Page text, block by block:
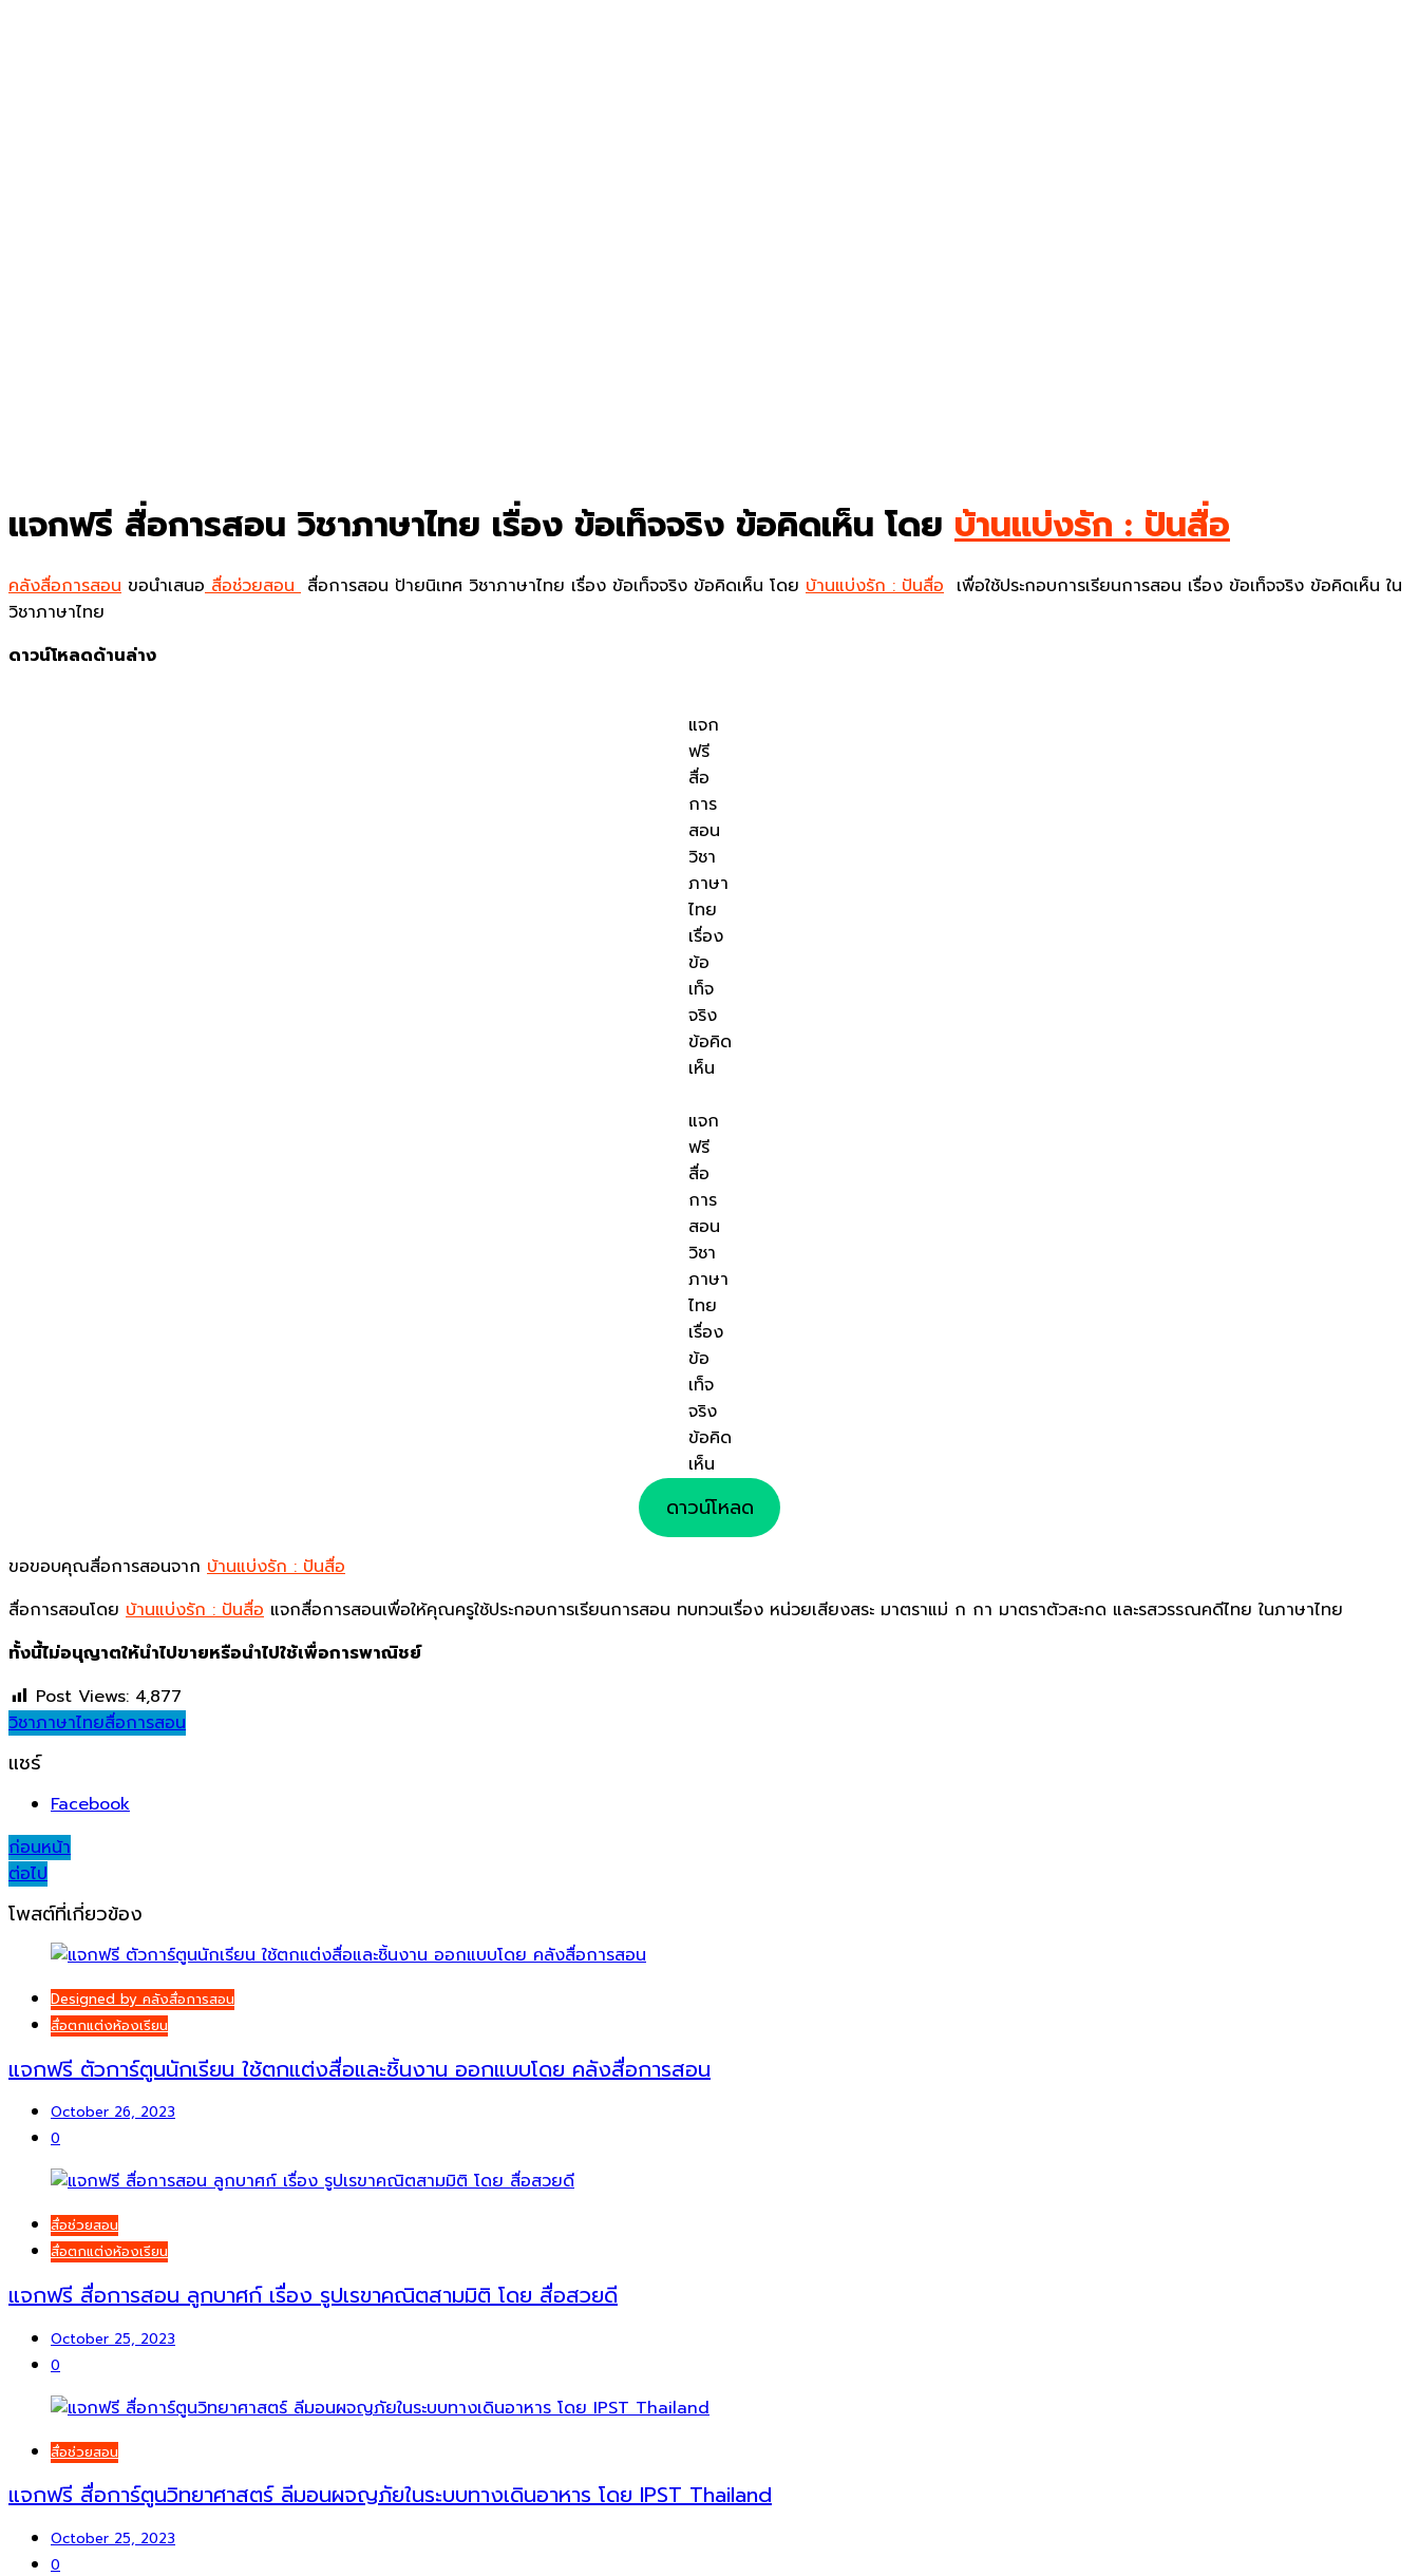
แจกฟรี สื่อการสอน วิชาภาษาไทย เรื่อง ข้อเท็จจริง ข้อคิดเห็น โดย บ้านแบ่งรัก : ปันสื่อ
คลังสื่อการสอน ขอนำเสนอสื่อช่วยสอน สื่อการสอน ป้ายนิเทศ วิชาภาษาไทย เรื่อง ข้อเท็จจริง ข้อคิดเห็น โดย บ้านแบ่งรัก : ปันสื่อ เพื่อใช้ประกอบการเรียนการสอน เรื่อง ข้อเท็จจริง ข้อคิดเห็น ใน
วิชาภาษาไทย
ดาวน์โหลดด้านล่าง
แจก
ฟรี
สื่อ
การ
สอน
วิชา
ภาษา
ไทย
เรื่อง
ข้อ
เท็จ
จริง
ข้อคิด
เห็น
แจก
ฟรี
สื่อ
การ
สอน
วิชา
ภาษา
ไทย
เรื่อง
ข้อ
เท็จ
จริง
ข้อคิด
เห็น
ดาวน์โหลด
ขอขอบคุณสื่อการสอนจาก บ้านแบ่งรัก : ปันสื่อ
สื่อการสอนโดย บ้านแบ่งรัก : ปันสื่อ แจกสื่อการสอนเพื่อให้คุณครูใช้ประกอบการเรียนการสอน ทบทวนเรื่อง หน่วยเสียงสระ มาตราแม่ ก กา มาตราตัวสะกด และรสวรรณคดีไทย ในภาษาไทย
ทั้งนี้ไม่อนุญาตให้นำไปขายหรือนำไปใช้เพื่อการพาณิชย์
Post Views: 4,877
วิชาภาษาไทยสื่อการสอน
แชร์
Facebook
Post
navigation
ก่อนหน้า
ต่อไป
โพสต์ที่เกี่ยวข้อง
Designed by คลังสื่อการสอน
สื่อตกแต่งห้องเรียน
แจกฟรี ตัวการ์ตูนนักเรียน ใช้ตกแต่งสื่อและชิ้นงาน ออกแบบโดย คลังสื่อการสอน
October 26, 2023
0
สื่อช่วยสอน
สื่อตกแต่งห้องเรียน
แจกฟรี สื่อการสอน ลูกบาศก์ เรื่อง รูปเรขาคณิตสามมิติ โดย สื่อสวยดี
October 25, 2023
0
สื่อช่วยสอน
แจกฟรี สื่อการ์ตูนวิทยาศาสตร์ ลีมอนผจญภัยในระบบทางเดินอาหาร โดย IPST Thailand
October 25, 2023
0